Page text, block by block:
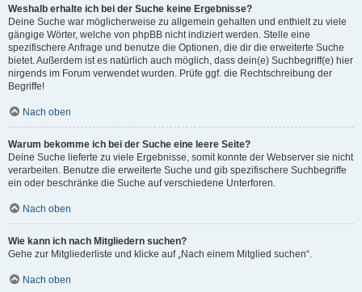
Weshalb erhalte ich bei der Suche keine Ergebnisse?
Deine Suche war möglicherweise zu allgemein gehalten und enthielt zu viele
gängige Wörter, welche von phpBB nicht indiziert werden. Stelle eine
spezifischere Anfrage und benutze die Optionen, die dir die erweiterte Suche
bietet. Außerdem ist es natürlich auch möglich, dass dein(e) Suchbegriff(e) hier
nirgends im Forum verwendet wurden. Prüfe ggf. die Rechtschreibung der
Begriffe!
Nach oben
Warum bekomme ich bei der Suche eine leere Seite?
Deine Suche lieferte zu viele Ergebnisse, somit konnte der Webserver sie nicht
verarbeiten. Benutze die erweiterte Suche und gib spezifischere Suchbegriffe
ein oder beschränke die Suche auf verschiedene Unterforen.
Nach oben
Wie kann ich nach Mitgliedern suchen?
Gehe zur Mitgliederliste und klicke auf „Nach einem Mitglied suchen“.
Nach oben